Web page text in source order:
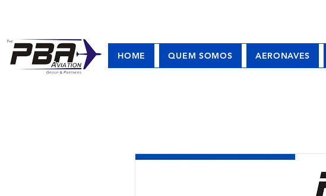
HOME QUEM SOMOS AERONAVES